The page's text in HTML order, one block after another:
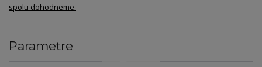
spolu dohodneme.
Parametre